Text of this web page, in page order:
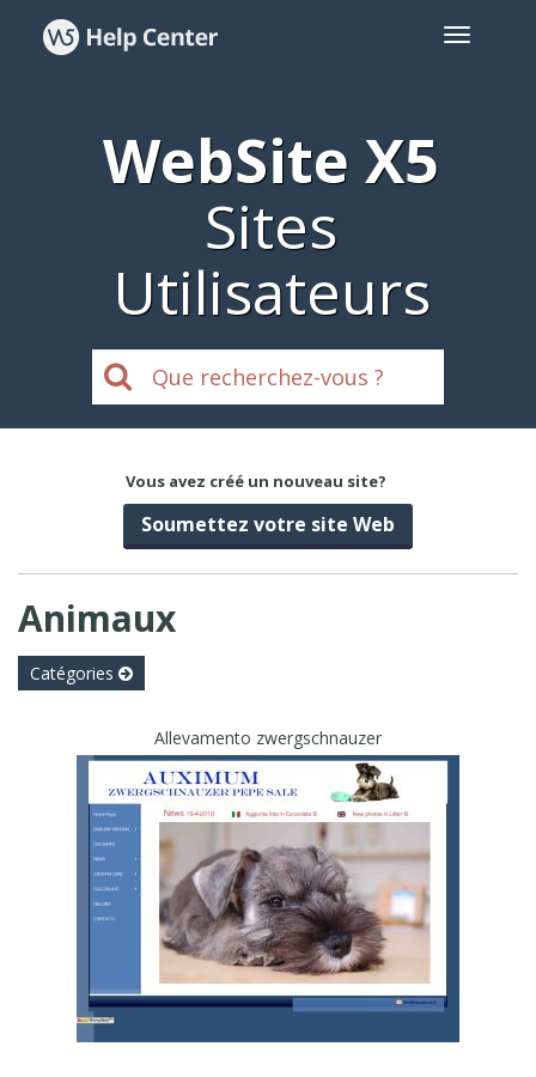
WebSite X5
Sites
Utilisateurs
Vous avez créé un nouveau site?
Soumettez votre site Web
Animaux
Catégories
Allevamento zwergschnauzer